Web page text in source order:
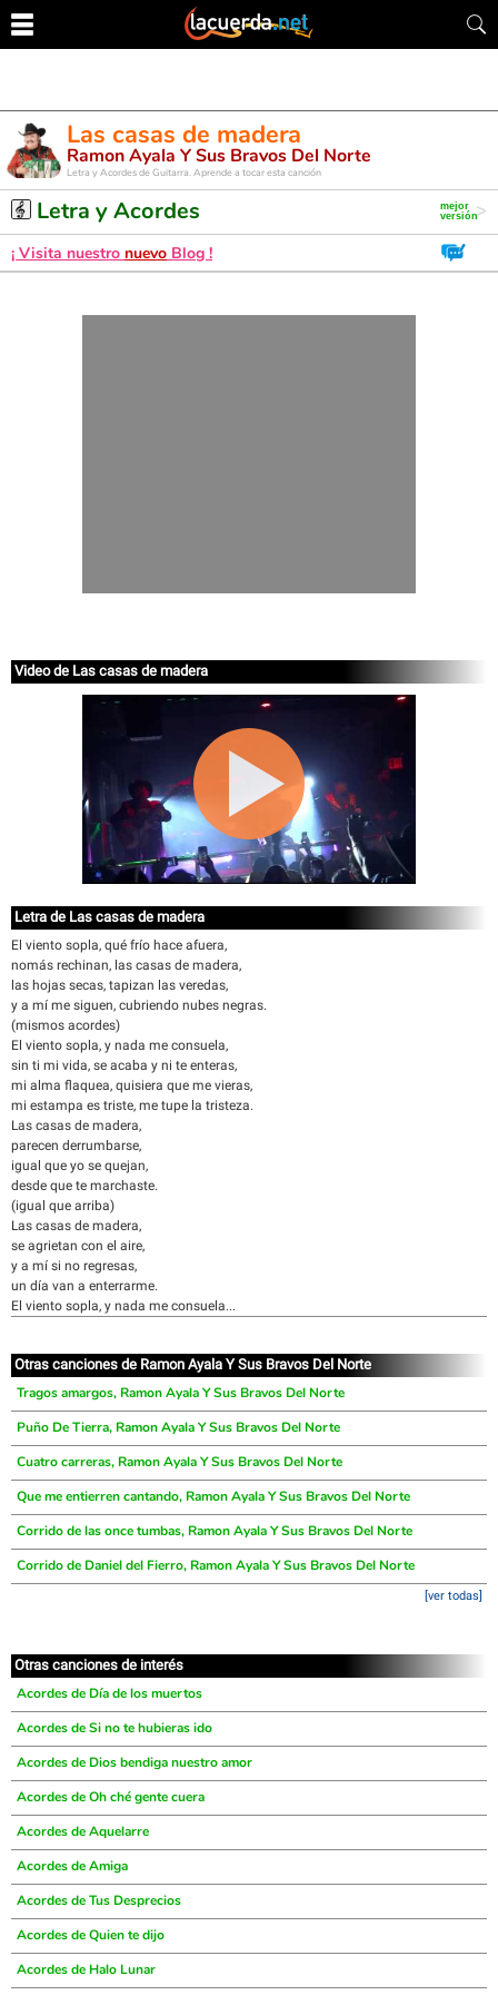
Las casas de madera
Ramon Ayala Y Sus Bravos Del Norte
Letra y Acordes de Guitarra. Aprende a tocar esta canción
Letra y Acordes
¡ Visita nuestro nuevo Blog !
Video de Las casas de madera
Letra de Las casas de madera
El viento sopla, qué frío hace afuera,
nomás rechinan, las casas de madera,
las hojas secas, tapizan las veredas,
y a mí me siguen, cubriendo nubes negras.
(mismos acordes)
El viento sopla, y nada me consuela,
sin ti mi vida, se acaba y ni te enteras,
mi alma flaquea, quisiera que me vieras,
mi estampa es triste, me tupe la tristeza.
Las casas de madera,
parecen derrumbarse,
igual que yo se quejan,
desde que te marchaste.
(igual que arriba)
Las casas de madera,
se agrietan con el aire,
y a mí si no regresas,
un día van a enterrarme.
El viento sopla, y nada me consuela...
Otras canciones de Ramon Ayala Y Sus Bravos Del Norte
Tragos amargos, Ramon Ayala Y Sus Bravos Del Norte
Puño De Tierra, Ramon Ayala Y Sus Bravos Del Norte
Cuatro carreras, Ramon Ayala Y Sus Bravos Del Norte
Que me entierren cantando, Ramon Ayala Y Sus Bravos Del Norte
Corrido de las once tumbas, Ramon Ayala Y Sus Bravos Del Norte
Corrido de Daniel del Fierro, Ramon Ayala Y Sus Bravos Del Norte
[ver todas]
Otras canciones de interés
Acordes de Día de los muertos
Acordes de Si no te hubieras ido
Acordes de Dios bendiga nuestro amor
Acordes de Oh ché gente cuera
Acordes de Aquelarre
Acordes de Amiga
Acordes de Tus Desprecios
Acordes de Quien te dijo
Acordes de Halo Lunar